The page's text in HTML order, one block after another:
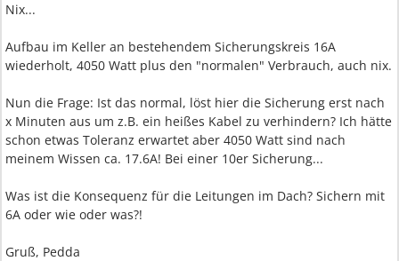
Nix...
Aufbau im Keller an bestehendem Sicherungskreis 16A
wiederholt, 4050 Watt plus den "normalen" Verbrauch, auch nix.
Nun die Frage: Ist das normal, löst hier die Sicherung erst nach
x Minuten aus um z.B. ein heißes Kabel zu verhindern? Ich hätte
schon etwas Toleranz erwartet aber 4050 Watt sind nach
meinem Wissen ca. 17.6A! Bei einer 10er Sicherung...
Was ist die Konsequenz für die Leitungen im Dach? Sichern mit
6A oder wie oder was?!
Gruß, Pedda